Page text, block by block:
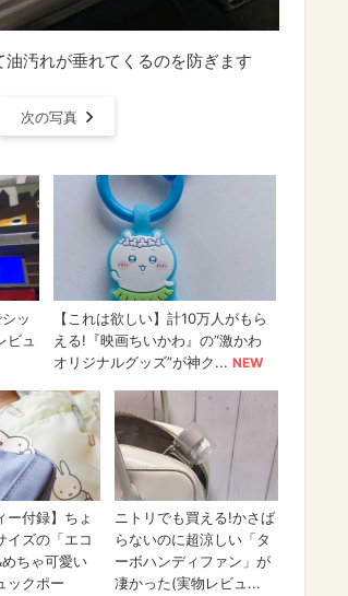
油汚れが垂れてくるのを防ぎます
次の写真